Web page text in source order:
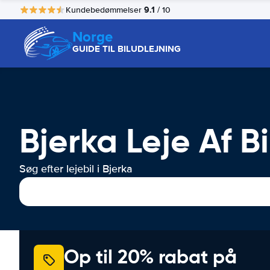
Kundebedømmelser 9.1 / 10
Norge
GUIDE TIL BILUDLEJNING
Bjerka Leje Af
Søg efter lejebil i Bjerka
Op til 20% rabat på